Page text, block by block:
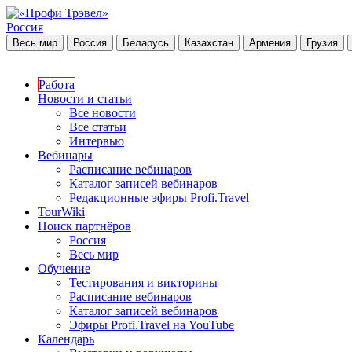
Россия
Весь мир Россия Беларусь Казахстан Армения Грузия
Работа
Новости и статьи
Все новости
Все статьи
Интервью
Вебинары
Расписание вебинаров
Каталог записей вебинаров
Редакционные эфиры Profi.Travel
TourWiki
Поиск партнёров
Россия
Весь мир
Обучение
Тестирования и викторины
Расписание вебинаров
Каталог записей вебинаров
Эфиры Profi.Travel на YouTube
Календарь